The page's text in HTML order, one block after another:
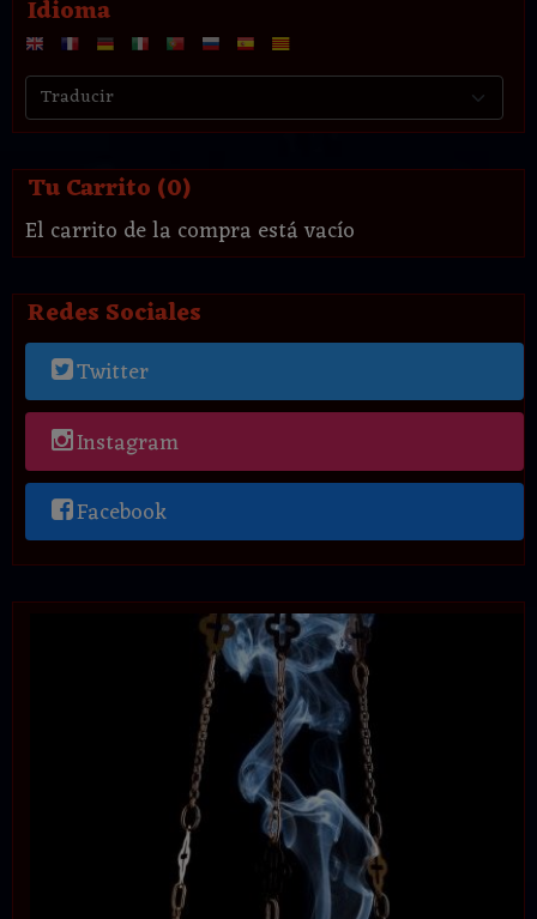
Idioma
Tu Carrito (0)
El carrito de la compra está vacío
Redes Sociales
Twitter
Instagram
Facebook